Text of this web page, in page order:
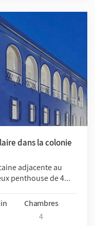
dans la colonie
adjacente au
penthouse de 4...
Chambres
4